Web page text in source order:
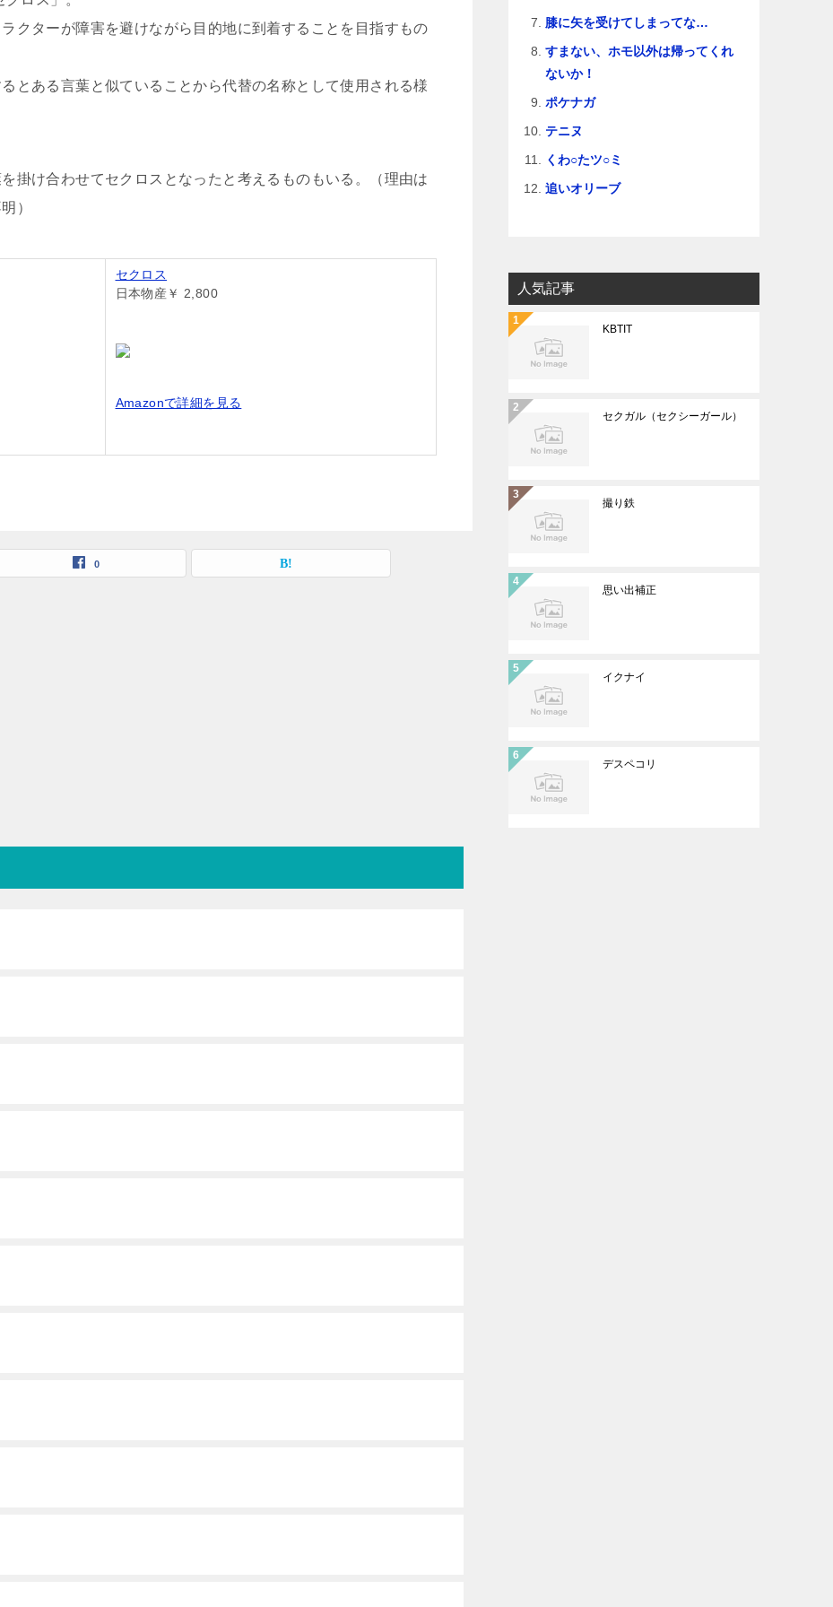
クターが障害を避けながら目的地に到着することを目指すもの
とある言葉と似ていることから代替の名称として使用される様
掛け合わせてセクロスとなったと考えるものもいる。（理由は
）
セクロス
日本物産￥ 2,800
Amazonで詳細を見る
0
膝に矢を受けてしまってな…
すまない、ホモ以外は帰ってくれ
ないか！
ポケナガ
テニヌ
くわ○たツ○ミ
追いオリーブ
人気記事
KBTIT
セクガル（セクシーガール）
撮り鉄
思い出補正
イクナイ
デスペコリ